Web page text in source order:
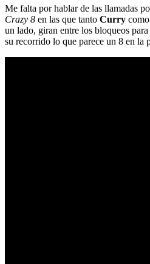
Me falta por hablar de las llamadas
Crazy 8 en las que tanto Curry como
un lado, giran entre los bloqueos
su recorrido lo que parece un 8 en la